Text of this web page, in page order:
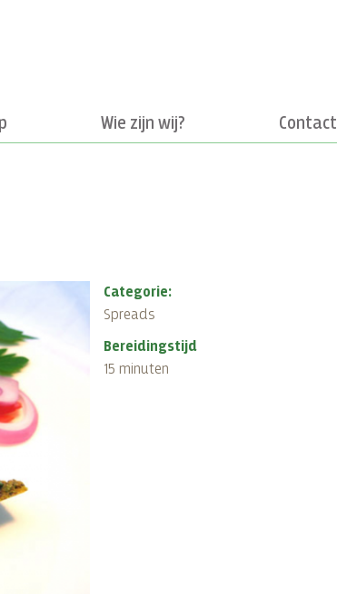
Wie zijn wij? Contact
Categorie:
Spreads
Bereidingstijd
15 minuten